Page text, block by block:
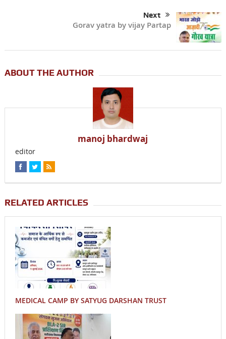
Next
Gorav yatra by vijay Partap
ABOUT THE AUTHOR
manoj bhardwaj
editor
RELATED ARTICLES
MEDICAL CAMP BY SATYUG DARSHAN TRUST